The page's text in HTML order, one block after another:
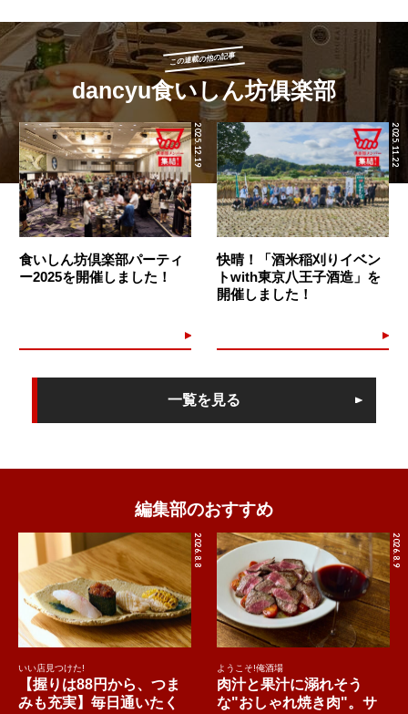
この連載の他の記事
dancyu食いしん坊俱楽部
2025.12.19
食いしん坊倶楽部パーティ
ー2025を開催しました！
2025.11.22
快晴！「酒米稲刈りイベン
トwith東京八王子酒造」を
開催しました！
一覧を見る
編集部のおすすめ
2026.8.8
いい店見つけた!
【握りは88円から、つま
みも充実】毎日通いたく
2026.8.9
ようこそ!俺酒場
肉汁と果汁に溺れそう
な"おしゃれ焼き肉"。サ